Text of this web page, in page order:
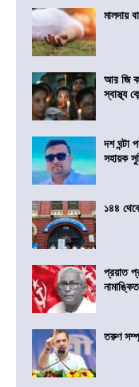
মালদায়
আর জি
স্বাস্থ্য
দশ ঘন্টা
সহায়ক
১৪৪
প্রয়াত
তরুণ